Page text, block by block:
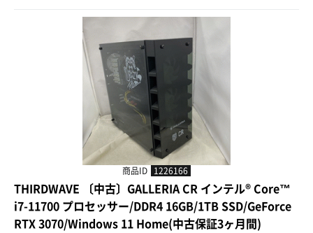
商品ID 1226166
THIRDWAVE 〔中古〕GALLERIA CR インテル® Core™
i7-11700 プロセッサー/DDR4 16GB/1TB SSD/GeForce
RTX 3070/Windows 11 Home(中古保証3ヶ月間)